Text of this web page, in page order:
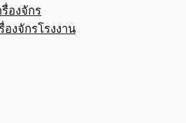
องจักร
งจักรโรงงาน